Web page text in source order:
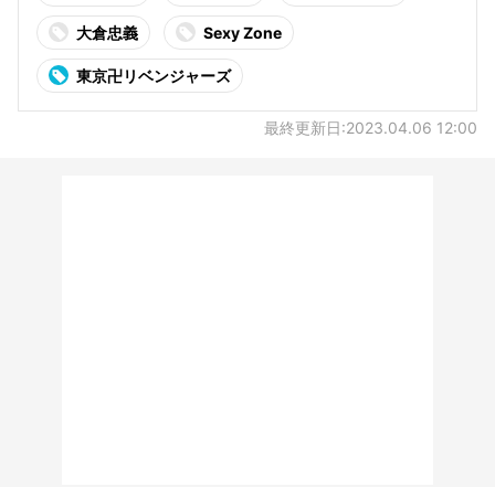
大倉忠義 Sexy Zone
東京卍リベンジャーズ
最終更新日:2023.04.06 12:00